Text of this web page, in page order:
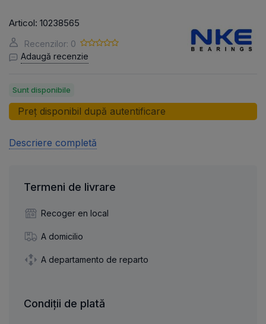
Articol: 10238565
Recenzilor: 0
Adaugă recenzie
Sunt disponibile
Preț disponibil după autentificare
Descriere completă
Termeni de livrare
Recoger en local
A domicilio
A departamento de reparto
Condiții de plată